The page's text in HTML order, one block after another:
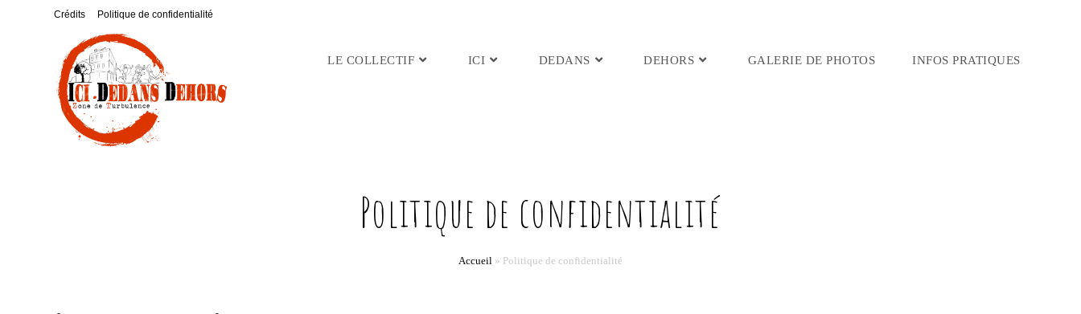
Crédits Politique de confidentialité
LE COLLECTIF ICI DEDANS DEHORS GALERIE DE PHOTOS INFOS PRATIQUES
Politique de confidentialité
Accueil » Politique de confidentialité